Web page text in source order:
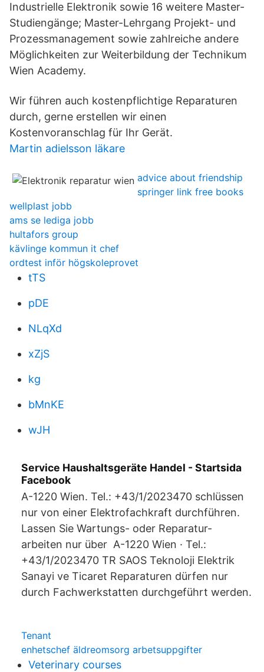
Industrielle Elektronik sowie 16 weitere Master-
Studiengänge; Master-Lehrgang Projekt- und
Prozessmanagement sowie zahlreiche andere
Möglichkeiten zur Weiterbildung der Technikum
Wien Academy.
Wir führen auch kostenpflichtige Reparaturen
durch, gerne erstellen wir einen
Kostenvoranschlag für Ihr Gerät.
Martin adielsson läkare
advice about friendship
springer link free books
wellplast jobb
ams se lediga jobb
hultafors group
kävlinge kommun it chef
ordtest inför högskoleprovet
tTS
pDE
NLqXd
xZjS
kg
bMnKE
wJH
Service Haushaltsgeräte Handel - Startsida
Facebook
A-1220 Wien. Tel.: +43/1/2023470 schlüssen
nur von einer Elektrofachkraft durchführen.
Lassen Sie Wartungs- oder Reparatur-
arbeiten nur über A-1220 Wien · Tel.:
+43/1/2023470 TR SAOS Teknoloji Elektrik
Sanayi ve Ticaret Reparaturen dürfen nur
durch Fachwerkstatten durchgeführt werden.
Tenant
enhetschef äldreomsorg arbetsuppgifter
Veterinary courses